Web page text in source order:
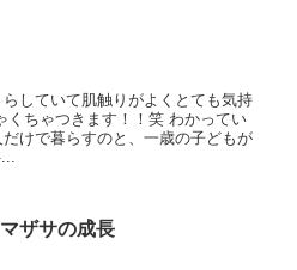
していて肌触りがよくとても気持
くちゃつきます！！笑 わかってい
けで暮らすのと、一歳の子どもが
ザサの成長